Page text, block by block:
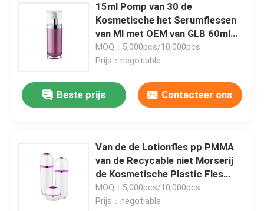
Producten
Over ons
Fabrieksreis
Contacteer ons
Vraag een offerte aan
15ml Pomp van 30 de
Kosmetische het Serumflessen
van Ml met OEM van GLB 60ml
120ml
MOQ：5,000pcs/10,000pcs
Prijs：negotiable
Beste prijs Contacteer ons
Van de de Lotionfles pp PMMA
van de Recycable niet Morserij
de Kosmetische Plastic Fles
Zonder lucht
MOQ：5,000pcs/10,000pcs
Prijs：negotiable